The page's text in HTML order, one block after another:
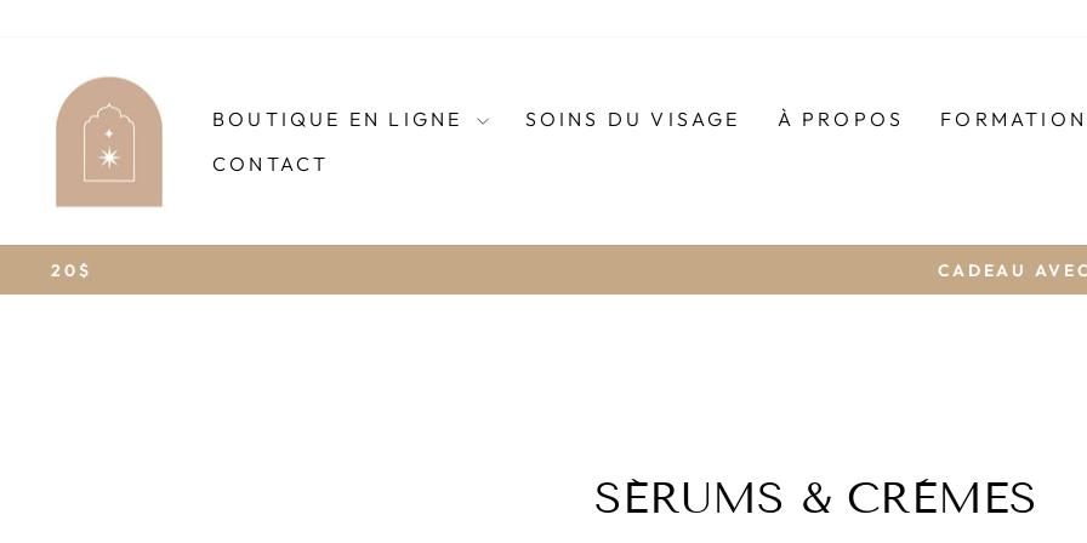
BOUTIQUE EN LIGNE SOINS DU VISAGE À PROPOS
CONTACT
Diaporama
& échantillons offerts
SÉRUMS & CRÈMES